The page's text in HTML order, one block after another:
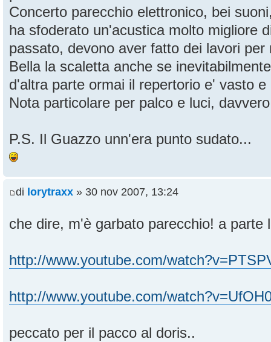
Concerto parecchio elettronico, bei
ha sfoderato un'acustica molto migliore
passato, devono aver fatto dei lavori per
Bella la scaletta anche se
d'altra parte ormai il repertorio e' vasto e
Nota particolare per palco e luci,
P.S. Il Guazzo unn'era punto sudato...
di lorytraxx » 30 nov 2007, 13:24
che dire, m'è garbato parecchio! a
http://www.youtube.com/
http://www.youtube.com/
peccato per il pacco al doris..